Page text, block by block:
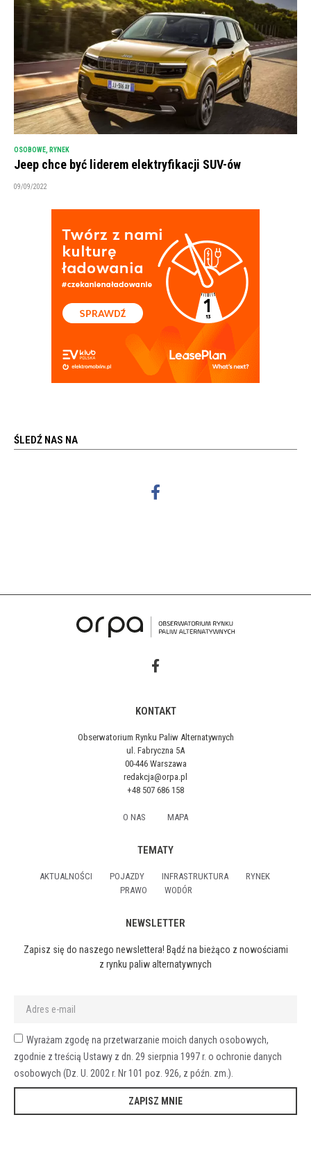
OSOBOWE RYNEK
Jeep chce być liderem elektryfikacji SUV-ów
09/09/2022
ŚLEDŹ NAS NA
KONTAKT
Obserwatorium Rynku Paliw Alternatywnych
ul. Fabryczna 5A
00-446 Warszawa
redakcja@orpa.pl
+48 507 686 158
O NAS MAPA
TEMATY
AKTUALNOŚCI POJAZDY INFRASTRUKTURA
RYNEK
PRAWO
WODÓR
NEWSLETTER
Zapisz się do naszego newslettera! Bądź na bieżąco z nowościami
z rynku paliw alternatywnych
Wyrażam zgodę na przetwarzanie moich danych osobowych,
zgodnie z treścią Ustawy z dn. 29 sierpnia 1997 r. o ochronie danych
osobowych (Dz. U. 2002 r. Nr 101 poz. 926, z późn. zm.).
ZAPISZ MNIE